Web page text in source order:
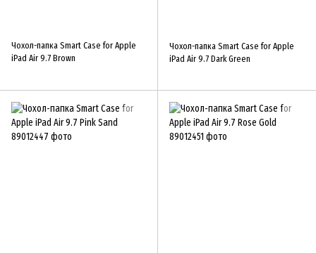
Чохол-папка Smart Case for Apple
iPad Air 9.7 Brown
Чохол-папка Smart Case for Apple
iPad Air 9.7 Dark Green